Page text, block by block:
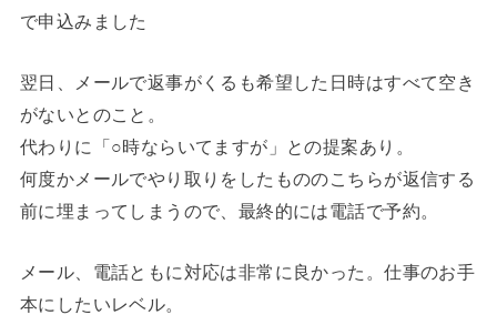
で申込みました
翌日、メールで返事がくるも希望した日時はすべて空き
がないとのこと。
代わりに「○時ならいてますが」との提案あり。
何度かメールでやり取りをしたもののこちらが返信する
前に埋まってしまうので、最終的には電話で予約。
メール、電話ともに対応は非常に良かった。仕事のお手
本にしたいレベル。